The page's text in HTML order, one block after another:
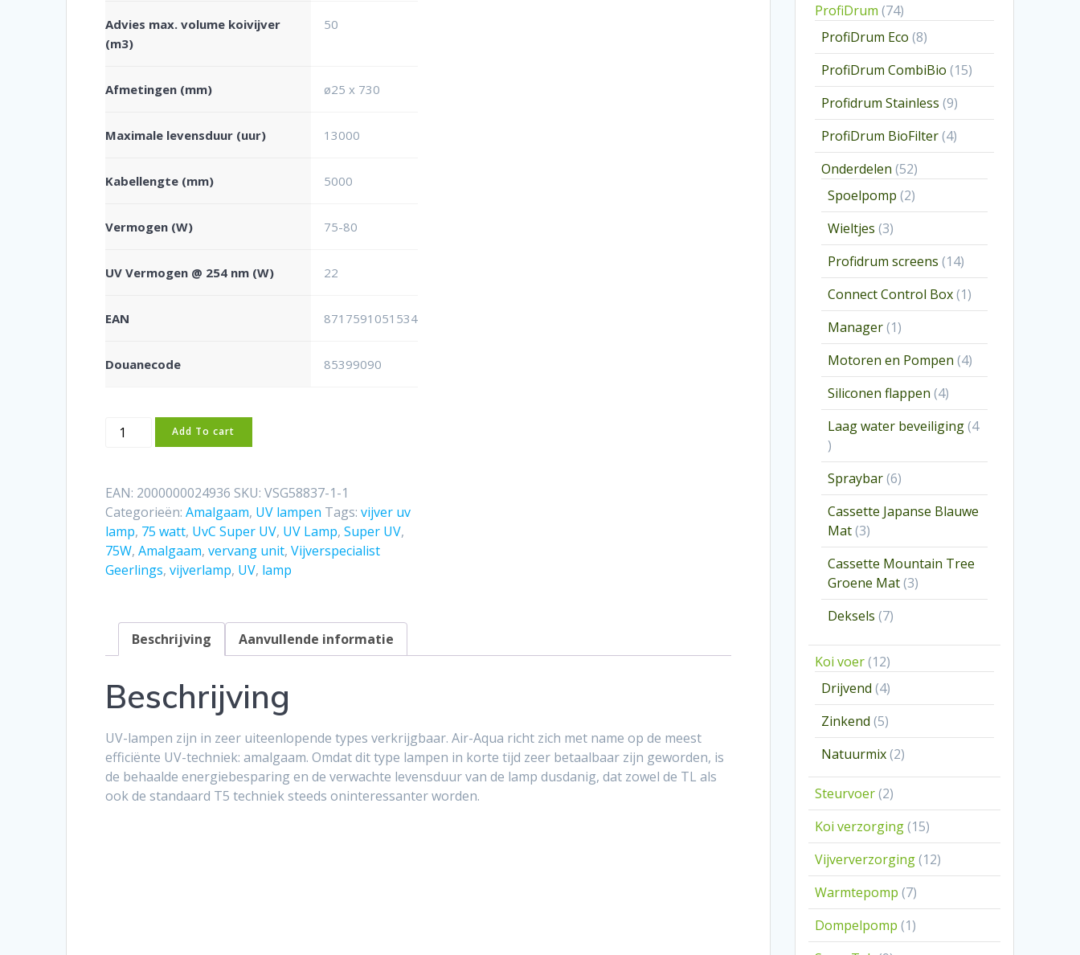
Advies max. volume koivijver
(m3)
50
Afmetingen (mm) ø25 x 730
Maximale levensduur (uur) 13000
Kabellengte (mm) 5000
Vermogen (W) 75-80
UV Vermogen @ 254 nm (W) 22
EAN 8717591051534
Douanecode 85399090
UvC
75W
vervang
unit
aantal
Add To cart
EAN: 2000000024936 SKU:VSG58837-1-1
Categorieën:Amalgaam, UV lampen Tags:vijver uv
lamp, 75 watt, UvC Super UV, UV Lamp,Super UV,
75W,Amalgaam,vervang unit,Vijverspecialist
Geerlings,vijverlamp, UV, lamp
Beschrijving Aanvullende informatie
Beschrijving
UV-lampen zijn in zeer uiteenlopende types verkrijgbaar. Air-Aqua richt zich met name op de meest
efficiënte UV-techniek: amalgaam. Omdat dit type lampen in korte tijd zeer betaalbaar zijn geworden, is
de behaalde energiebesparing en de verwachte levensduur van de lamp dusdanig, dat zowel de TL als
ook de standaard T5 techniek steeds oninteressanter worden.
ProfiDrum 7474
producten
ProfiDrum Eco 88
producten
ProfiDrum CombiBio 1515
producten
Profidrum Stainless 99
producten
ProfiDrum BioFilter 44
producten
Onderdelen 5252
producten
Spoelpomp 22
producten
Wieltjes 33
producten
Profidrum screens 1414
producten
Connect Control Box 11
product
Manager 11
product
Motoren en Pompen 44
producten
Siliconen flappen 44
producten
Laag water beveiliging 4
4
producten
Spraybar 66
producten
Cassette Japanse Blauwe
Mat 33
producten
Cassette Mountain Tree
Groene Mat 33
producten
Deksels 77
Koi voer 1212
producten
Drijvend 44
producten
Zinkend 55
producten
Natuurmix 22
producten
Steurvoer 22
producten
Koi verzorging 1515
producten
Vijververzorging 1212
producten
Warmtepomp 77
producten
Dompelpomp 11
product